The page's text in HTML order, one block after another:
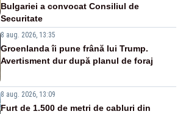
Bulgariei a convocat Consiliul de
Securitate
8 aug. 2026, 13:35
Groenlanda îi pune frână lui Trump.
Avertisment dur după planul de foraj
8 aug. 2026, 13:09
Furt de 1.500 de metri de cabluri din